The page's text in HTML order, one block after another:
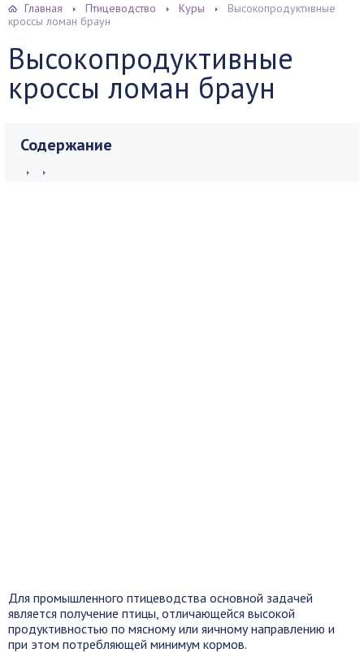
Главная Птицеводство Куры
Высокопродуктивные
кроссы ломан браун
Высокопродуктивные
кроссы ломан браун
Содержание
Для промышленного птицеводства основной задачей
является получение птицы, отличающейся высокой
продуктивностью по мясному или яичному направлению и
при этом потребляющей минимум кормов.